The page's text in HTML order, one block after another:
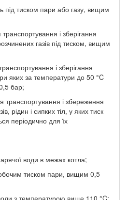
тиском пари або газу, вищим
і зберігання
газів під тиском, вищим
і зберігання
яких за температури до 50 °C
бар;
транспортування і збереження
рідин і сипких тіл, у яких тиск
періодично для їх
води в межах котла;
тиском пари, вищим 0,5
з температурою вище 110 °C;